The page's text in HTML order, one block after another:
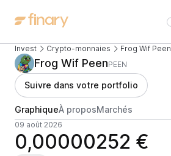
Invest Crypto-monnaies Frog Wif Peen
Frog Wif PeenPEEN
Suivre dans votre portfolio
GraphiqueÀ proposMarchés
09 août 2026
0,00000252 €